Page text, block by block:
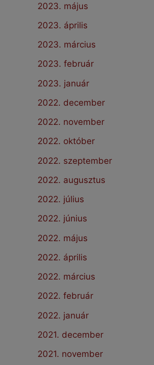
2023. május
2023. április
2023. március
2023. február
2023. január
2022. december
2022. november
2022. október
2022. szeptember
2022. augusztus
2022. július
2022. június
2022. május
2022. április
2022. március
2022. február
2022. január
2021. december
2021. november